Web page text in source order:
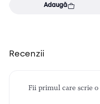
Adaugă
Recenzii
Fii primul care scrie o